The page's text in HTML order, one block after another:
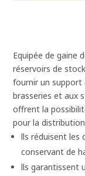
Equipée de gaine
réservoirs de
fournir un support
brasseries et aux
offrent la
pour la
lls réduisent
conservant de
lls garantissent